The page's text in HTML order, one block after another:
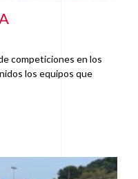
competiciones en los
los equipos que